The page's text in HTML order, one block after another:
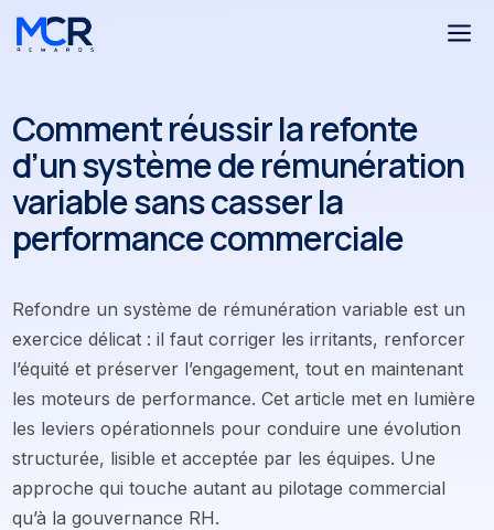
a
Comment réussir la refonte
d’un système de rémunération
variable sans casser la
performance commerciale
Refondre un système de rémunération variable est un
exercice délicat : il faut corriger les irritants, renforcer
l’équité et préserver l’engagement, tout en maintenant
les moteurs de performance. Cet article met en lumière
les leviers opérationnels pour conduire une évolution
structurée, lisible et acceptée par les équipes. Une
approche qui touche autant au pilotage commercial
qu’à la gouvernance RH.